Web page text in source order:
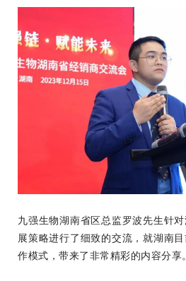
九强生物湖南省区总监罗波先生针
展策略进行了细致的交流，就湖南
作模式，带来了非常精彩的内容分享。